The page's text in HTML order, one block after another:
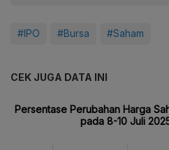
#IPO #Bursa #Saham
CEK JUGA DATA INI